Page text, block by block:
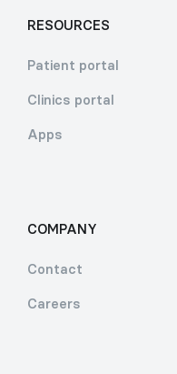
RESOURCES
Patient portal
Clinics portal
Apps
COMPANY
Contact
Careers